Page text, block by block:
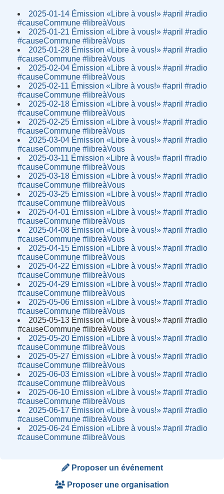
2025-01-14 Émission «Libre à vous!» #april #radio
#causeCommune #libreàVous
2025-01-21 Émission «Libre à vous!» #april #radio
#causeCommune #libreàVous
2025-01-28 Émission «Libre à vous!» #april #radio
#causeCommune #libreàVous
2025-02-04 Émission «Libre à vous!» #april #radio
#causeCommune #libreàVous
2025-02-11 Émission «Libre à vous!» #april #radio
#causeCommune #libreàVous
2025-02-18 Émission «Libre à vous!» #april #radio
#causeCommune #libreàVous
2025-02-25 Émission «Libre à vous!» #april #radio
#causeCommune #libreàVous
2025-03-04 Émission «Libre à vous!» #april #radio
#causeCommune #libreàVous
2025-03-11 Émission «Libre à vous!» #april #radio
#causeCommune #libreàVous
2025-03-18 Émission «Libre à vous!» #april #radio
#causeCommune #libreàVous
2025-03-25 Émission «Libre à vous!» #april #radio
#causeCommune #libreàVous
2025-04-01 Émission «Libre à vous!» #april #radio
#causeCommune #libreàVous
2025-04-08 Émission «Libre à vous!» #april #radio
#causeCommune #libreàVous
2025-04-15 Émission «Libre à vous!» #april #radio
#causeCommune #libreàVous
2025-04-22 Émission «Libre à vous!» #april #radio
#causeCommune #libreàVous
2025-04-29 Émission «Libre à vous!» #april #radio
#causeCommune #libreàVous
2025-05-06 Émission «Libre à vous!» #april #radio
#causeCommune #libreàVous
2025-05-13 Émission «Libre à vous!» #april #radio
#causeCommune #libreàVous
2025-05-20 Émission «Libre à vous!» #april #radio
#causeCommune #libreàVous
2025-05-27 Émission «Libre à vous!» #april #radio
#causeCommune #libreàVous
2025-06-03 Émission «Libre à vous!» #april #radio
#causeCommune #libreàVous
2025-06-10 Émission «Libre à vous!» #april #radio
#causeCommune #libreàVous
2025-06-17 Émission «Libre à vous!» #april #radio
#causeCommune #libreàVous
2025-06-24 Émission «Libre à vous!» #april #radio
#causeCommune #libreàVous
Proposer un événement
Proposer une organisation